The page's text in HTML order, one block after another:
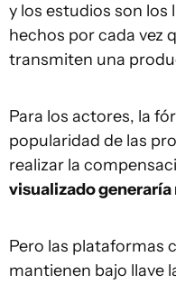
y los estudios son los
hechos por cada vez
transmiten una
Para los actores, la
popularidad de las
realizar la
visualizado
Pero las plataformas
mantienen bajo llave